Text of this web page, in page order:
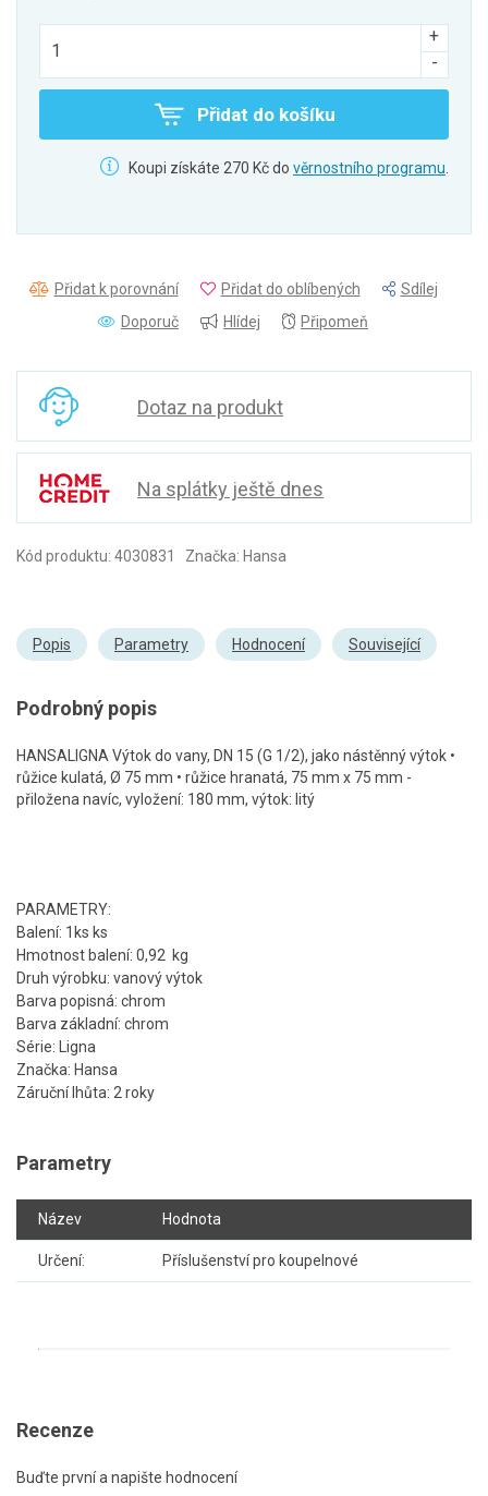
Přidat do košíku
Koupi získáte 270 Kč do věrnostního programu
Přidat k porovnání Přidat do oblíbených
Sdílej
Doporuč
Hlídej Připomeň
Dotaz na produkt
Na splátky ještě dnes
Kód produktu: 4030831 Značka: Hansa
Popis Parametry Hodnocení Související
Podrobný popis
HANSALIGNA Výtok do vany, DN 15 (G 1/2), jako nástěnný výtok •
růžice kulatá, Ø 75 mm • růžice hranatá, 75 mm x 75 mm -
přiložena navíc, vyložení: 180 mm, výtok: litý
PARAMETRY:
Balení: 1ks ks
Hmotnost balení: 0,92 kg
Druh výrobku: vanový výtok
Barva popisná: chrom
Barva základní: chrom
Série: Ligna
Značka: Hansa
Záruční lhůta: 2 roky
Parametry
Název Hodnota
Určení: Příslušenství pro koupelnové
Recenze
Buďte první a napište hodnocení